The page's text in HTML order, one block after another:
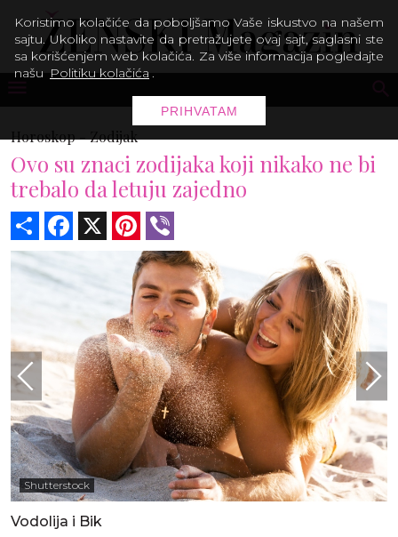
Horoskop -Zodijak
Ovo su znaci zodijaka koji nikako ne bi
trebalo da letuju zajedno
Share Facebook Pinterest
Shutterstock
Vodolija i Bik
Koristimo kolačiće da poboljšamo Vaše iskustvo na našem
sajtu. Ukoliko nastavite da pretražujete ovaj sajt, saglasni ste
sa korišćenjem web kolačića. Za više informacija pogledajte
našu Politiku kolačića .
PRIHVATAM